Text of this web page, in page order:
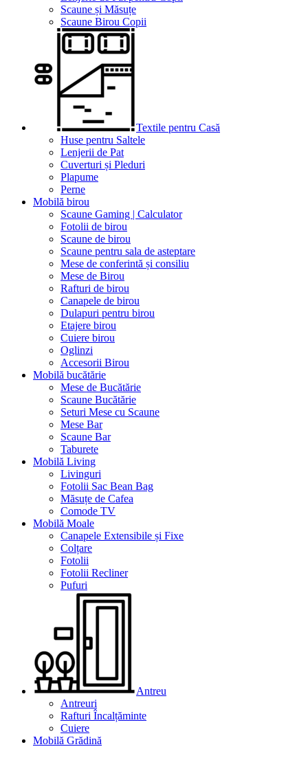
Scaune și Măsuțe
Scaune Birou Copii
Textile pentru Casă
Huse pentru Saltele
Lenjerii de Pat
Cuverturi și Pleduri
Plapume
Perne
Mobilă birou
Scaune Gaming | Calculator
Fotolii de birou
Scaune de birou
Scaune pentru sala de asteptare
Mese de conferintă și consiliu
Mese de Birou
Rafturi de birou
Canapele de birou
Dulapuri pentru birou
Etajere birou
Cuiere birou
Oglinzi
Accesorii Birou
Mobilă bucătărie
Mese de Bucătărie
Scaune Bucătărie
Seturi Mese cu Scaune
Mese Bar
Scaune Bar
Taburete
Mobilă Living
Livinguri
Fotolii Sac Bean Bag
Măsuțe de Cafea
Comode TV
Mobilă Moale
Canapele Extensibile și Fixe
Colțare
Fotolii
Fotolii Recliner
Pufuri
Antreu
Antreuri
Rafturi Încalțăminte
Cuiere
Mobilă Grădină